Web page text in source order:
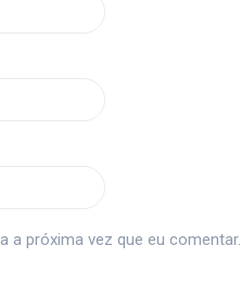
a próxima vez que eu comentar.